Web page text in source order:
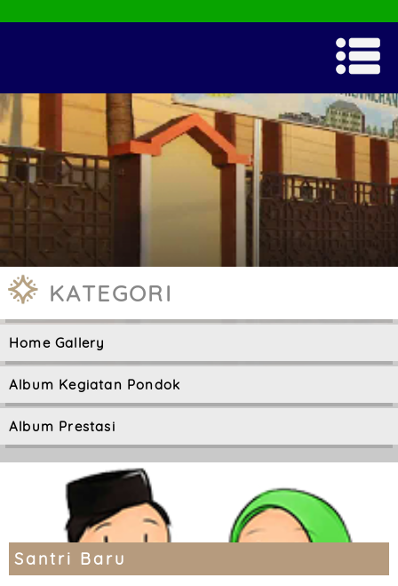
KATEGORI
Home Gallery
Album Kegiatan Pondok
Album Prestasi
Santri Baru